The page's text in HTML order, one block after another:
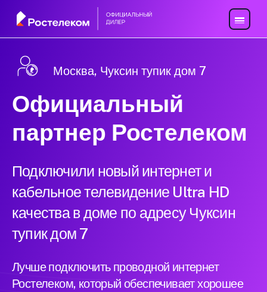
Москва, Чуксин тупик дом 7
Официальный
партнер Ростелеком
Подключили новый интернет и
кабельное телевидение Ultra HD
качества в доме по адресу Чуксин
тупик дом 7
Лучше подключить проводной интернет
Ростелеком, который обеспечивает хорошее